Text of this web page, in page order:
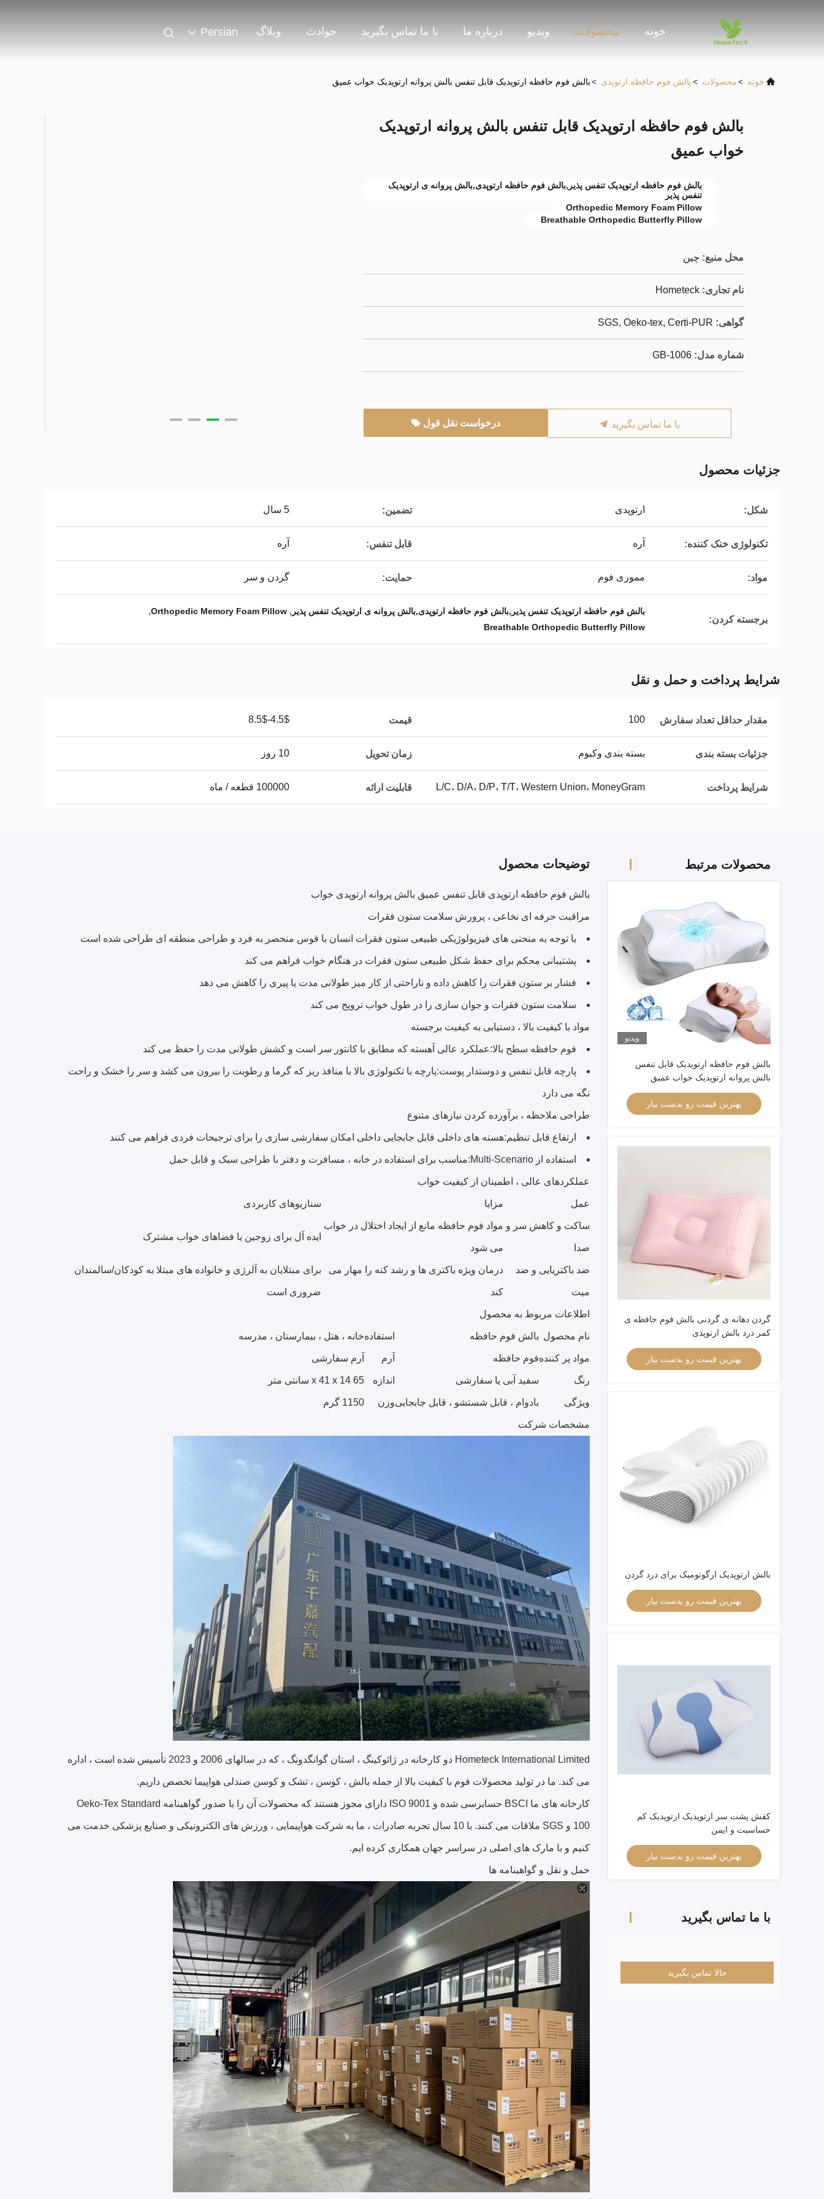
خونه محصولات ویدیو درباره ما با ما تماس بگیرید حوادث وبلاگ Persian
خونه >محصولات >بالش فوم حافظه ارتوپدی >بالش فوم حافظه ارتوپدیک قابل تنفس بالش پروانه ارتوپدیک خواب عمیق
بالش فوم حافظه ارتوپدیک قابل تنفس بالش پروانه ارتوپدیک
خواب عمیق
بالش فوم حافظه ارتوپدیک تنفس پذیر,بالش فوم حافظه ارتوپدی,بالش پروانه ی ارتوپدیک
تنفس پذیر
Orthopedic Memory Foam Pillow
Breathable Orthopedic Butterfly Pillow
محل منبع: چین
نام تجاری: Hometeck
گواهی: SGS, Oeko-tex, Certi-PUR
شماره مدل: GB-1006
با ما تماس بگیرید درخواست نقل قول
جزئیات محصول
شکل: ارتوپدی تضمین: 5 سال
تکنولوژی خنک کننده: آره قابل تنفس: آره
مواد: مموری فوم حمایت: گردن و سر
برجسته کردن:
بالش فوم حافظه ارتوپدیک تنفس پذیر,بالش فوم حافظه ارتوپدی,بالش پروانه ی ارتوپدیک تنفس پذیر ,
Orthopedic Memory Foam Pillow
,
Breathable Orthopedic Butterfly Pillow
شرایط پرداخت و حمل و نقل
مقدار حداقل تعداد سفارش 100 قیمت 4.5$-8.5$
جزئیات بسته بندی بسته بندی وکیوم زمان تحویل 10 روز
شرایط پرداخت L/C، D/A، D/P، T/T، Western Union، MoneyGram قابلیت ارائه 100000 قطعه / ماه
محصولات مرتبط
ویدیو
بالش فوم حافظه ارتوپدیک قابل تنفس
بالش پروانه ارتوپدیک خواب عمیق
بهترین قیمت رو بدست بیار
گردن دهانه ی گردنی بالش فوم حافظه ی
کمر درد بالش ارتوپدی
بهترین قیمت رو بدست بیار
بالش ارتوپدیک ارگونومیک برای درد گردن
بهترین قیمت رو بدست بیار
کفش پشت سر ارتوپدیک ارتوپدیک کم
حساسیت و ایمن
بهترین قیمت رو بدست بیار
با ما تماس بگیرید
حالا تماس بگیرید
توضیحات محصول
بالش فوم حافظه ارتوپدی قابل تنفس عمیق بالش پروانه ارتوپدی خواب
مراقبت حرفه ای نخاعی ، پرورش سلامت ستون فقرات
با توجه به منحنی های فیزیولوژیکی طبیعی ستون فقرات انسان با قوس منحصر به فرد و طراحی منطقه ای طراحی شده است
پشتیبانی محکم برای حفظ شکل طبیعی ستون فقرات در هنگام خواب فراهم می کند
فشار بر ستون فقرات را کاهش داده و ناراحتی از کار میز طولانی مدت یا پیری را کاهش می دهد
سلامت ستون فقرات و جوان سازی را در طول خواب ترویج می کند
مواد با کیفیت بالا ، دستیابی به کیفیت برجسته
فوم حافظه سطح بالا:عملکرد عالی آهسته که مطابق با کانتور سر است و کشش طولانی مدت را حفظ می کند
پارچه قابل تنفس و دوستدار پوست:پارچه با تکنولوژی بالا با منافذ ریز که گرما و رطوبت را بیرون می کشد و سر را خشک و راحت
نگه می دارد
طراحی ملاحظه ، برآورده کردن نیازهای متنوع
ارتفاع قابل تنظیم:هسته های داخلی قابل جابجایی داخلی امکان سفارشی سازی را برای ترجیحات فردی فراهم می کنند
استفاده از Multi-Scenario: مناسب برای استفاده در خانه ، مسافرت و دفتر با طراحی سبک و قابل حمل
عملکردهای عالی ، اطمینان از کیفیت خواب
عمل مزایا سناریوهای کاربردی
ساکت و کاهش سر و
صدا
مواد فوم حافظه مانع از ایجاد اختلال در خواب
می شود
ایده آل برای زوجین یا فضاهای خواب مشترک
ضد باکتریایی و ضد
میت
درمان ویژه باکتری ها و رشد کنه را مهار می
کند
برای مبتلایان به آلرژی و خانواده های مبتلا به کودکان/سالمندان
ضروری است
اطلاعات مربوط به محصول
نام محصول بالش فوم حافظه استفادهخانه ، هتل ، بیمارستان ، مدرسه
مواد پر کنندهفوم حافظه آرم آرم سفارشی
رنگ سفید آبی یا سفارشی اندازه 65 x 41 x 14 سانتی متر
ویژگی بادوام ، قابل شستشو ، قابل جابجاییوزن 1150 گرم
مشخصات شرکت
Hometeck International Limited دو کارخانه در ژائوکینگ ، استان گوانگدونگ ، که در سالهای 2006 و 2023 تأسیس شده است ، اداره
می کند. ما در تولید محصولات فوم با کیفیت بالا از جمله بالش ، کوسن ، تشک و کوسن صندلی هواپیما تخصص داریم.
کارخانه های ما BSCI حسابرسی شده و ISO 9001 دارای مجوز هستند که محصولات آن را با صدور گواهینامه Oeko-Tex Standard
100 و SGS ملاقات می کنند. با 10 سال تجربه صادرات ، ما به شرکت هواپیمایی ، ورزش های الکترونیکی و صنایع پزشکی خدمت می
کنیم و با مارک های اصلی در سراسر جهان همکاری کرده ایم.
حمل و نقل و گواهینامه ها